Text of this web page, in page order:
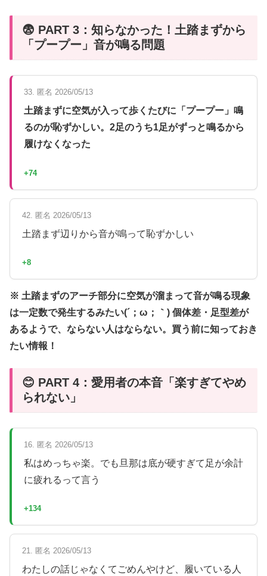
😨 PART 3：知らなかった！土踏まずから
「プープー」音が鳴る問題
33. 匿名 2026/05/13
土踏まずに空気が入って歩くたびに「プープー」鳴
るのが恥ずかしい。2足のうち1足がずっと鳴るから
履けなくなった
+74
42. 匿名 2026/05/13
土踏まず辺りから音が鳴って恥ずかしい
+8
※ 土踏まずのアーチ部分に空気が溜まって音が鳴る現象
は一定数で発生するみたい(´；ω；｀) 個体差・足型差が
あるようで、ならない人はならない。買う前に知っておき
たい情報！
😊 PART 4：愛用者の本音「楽すぎてやめ
られない」
16. 匿名 2026/05/13
私はめっちゃ楽。でも旦那は底が硬すぎて足が余計
に疲れるって言う
+134
21. 匿名 2026/05/13
わたしの話じゃなくてごめんやけど、履いている人